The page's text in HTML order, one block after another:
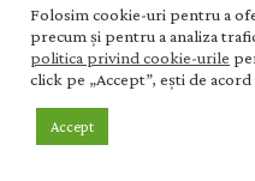
Folosim cookie-uri pentru a
precum și pentru a analiza
politica privind cookie-urile
click pe „Accept”, ești de
Accept